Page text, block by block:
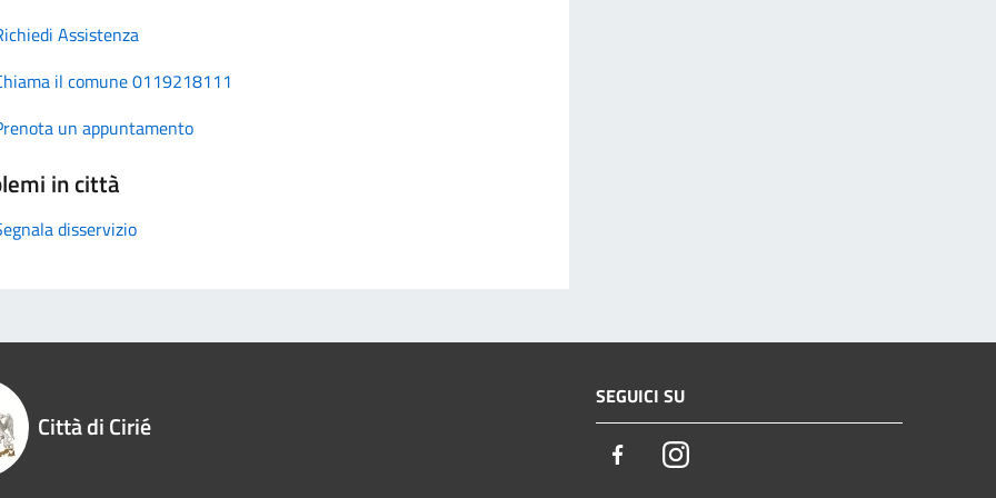
Assistenza
il comune 0119218111
un appuntamento
in città
disservizio
Città di Cirié
SEGUICI SU
FacebookInstagram